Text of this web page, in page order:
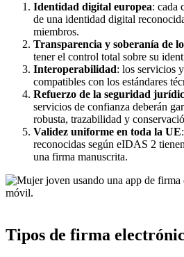
Identidad digital europea: cada
de una identidad digital
miembros.
Transparencia y soberanía de
tener el control total sobre su
Interoperabilidad: los servicios
compatibles con los estándares
Refuerzo de la seguridad
servicios de confianza deberán
robusta, trazabilidad y
Validez uniforme en toda la UE
reconocidas según eIDAS 2
una firma manuscrita.
Tipos de firma